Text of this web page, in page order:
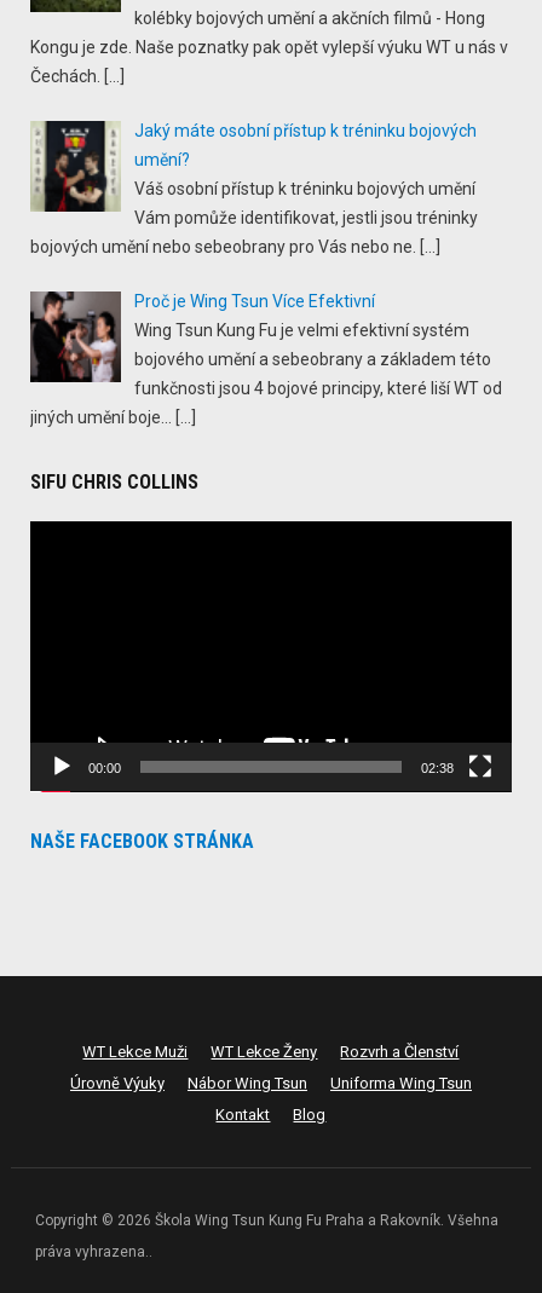
kolébky bojových umění a akčních filmů - Hong
Kongu je zde. Naše poznatky pak opět vylepší výuku WT u nás v
Čechách.
Jaký máte osobní přístup k tréninku bojových
umění?
Váš osobní přístup k tréninku bojových umění
Vám pomůže identifikovat, jestli jsou tréninky
bojových umění nebo sebeobrany pro Vás nebo ne.
Proč je Wing Tsun Více Efektivní
Wing Tsun Kung Fu je velmi efektivní systém
bojového umění a sebeobrany a základem této
funkčnosti jsou 4 bojové principy, které liší WT od
jiných umění boje...
SIFU CHRIS COLLINS
00:00 02:38
NAŠE FACEBOOK STRÁNKA
WT Lekce Muži WT Lekce Ženy
Rozvrh a Členství
Úrovně Výuky
Nábor Wing Tsun
Uniforma Wing Tsun
Kontakt
Blog
Copyright © 2026 Škola Wing Tsun Kung Fu Praha a Rakovník. Všehna
práva vyhrazena..